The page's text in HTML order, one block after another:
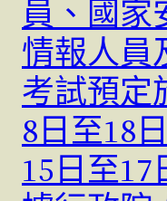
員、國家
情報人員
考試預定
8日至18
15日至